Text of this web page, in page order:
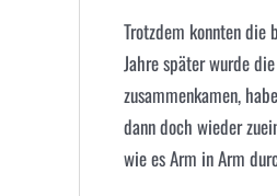
Trotzdem konnten die
Jahre später wurde
zusammenkamen,
dann doch wieder
wie es Arm in Arm